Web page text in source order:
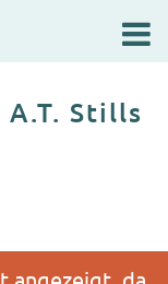
Stills